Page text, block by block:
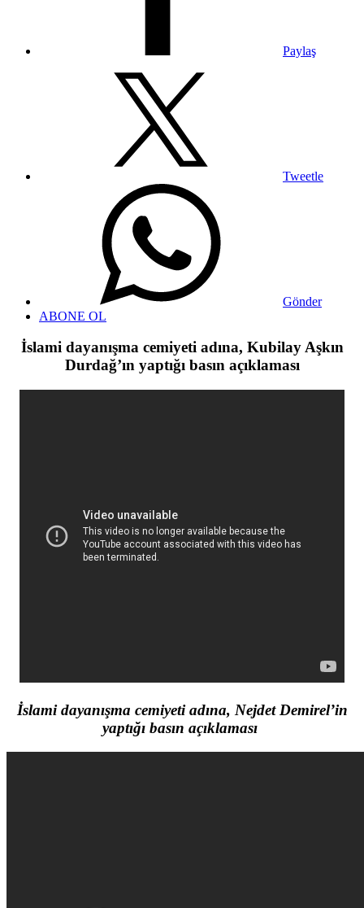
Paylaş
Tweetle
Gönder
ABONE OL
İslami dayanışma cemiyeti adına, Kubilay Aşkın
Durdağ’ın yaptığı basın açıklaması
İslami dayanışma cemiyeti adına, Nejdet Demirel’in
yaptığı basın açıklaması